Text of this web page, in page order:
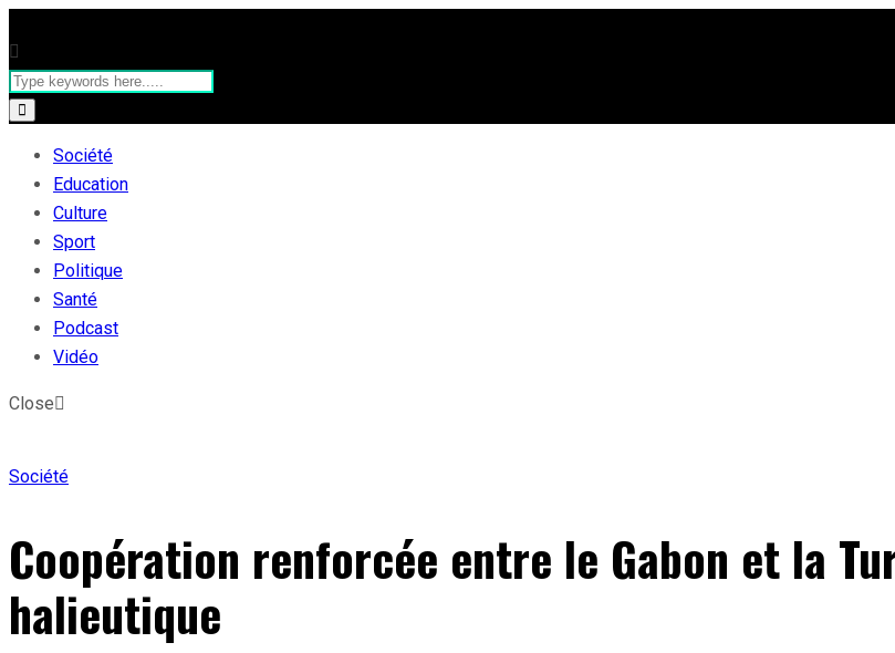
Société
Education
Culture
Sport
Politique
Santé
Podcast
Vidéo
Close
Société
Coopération renforcée entre le Gabon et la
halieutique